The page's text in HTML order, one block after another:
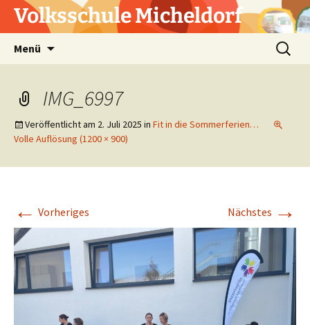
Zum
InhaltVolksschule Micheldorf
Menü
Suchen
nach:
IMG_6997
Veröffentlicht am 2. Juli 2025 in Fit in die Sommerferien…
Volle Auflösung (1200 × 900)
← Vorheriges Nächstes →